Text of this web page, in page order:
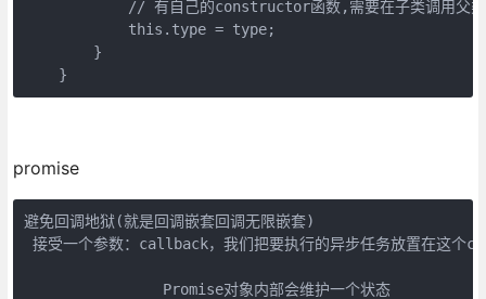
// 有自己的constructor函数,需要在子类调用父类
            this.type = type;
        }
    }
promise
避免回调地狱(就是回调嵌套回调无限嵌套)
接受一个参数：callback，我们把要执行的异步任务放置在这个
                Promise对象内部会维护一个状态